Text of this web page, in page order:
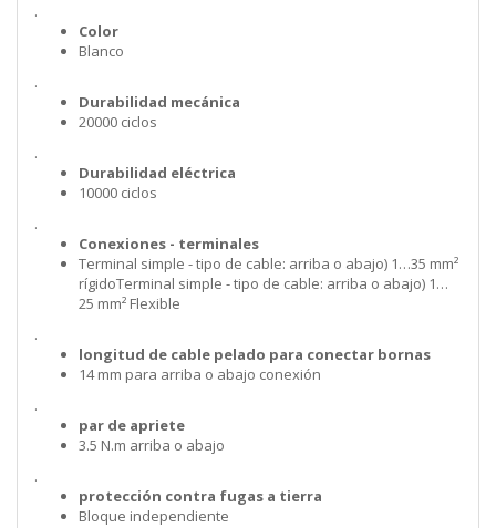
.
Color
Blanco
.
Durabilidad mecánica
20000 ciclos
.
Durabilidad eléctrica
10000 ciclos
.
Conexiones - terminales
Terminal simple - tipo de cable: arriba o abajo) 1…35 mm²
rígidoTerminal simple - tipo de cable: arriba o abajo) 1…
25 mm² Flexible
.
longitud de cable pelado para conectar bornas
14 mm para arriba o abajo conexión
.
par de apriete
3.5 N.m arriba o abajo
.
protección contra fugas a tierra
Bloque independiente